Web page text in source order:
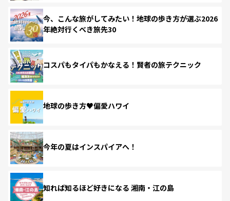
今、こんな旅がしてみたい！地球の歩き方が選ぶ2026
年絶対行くべき旅先30
コスパもタイパもかなえる！賢者の旅テクニック
地球の歩き方♥偏愛ハワイ
今年の夏はインスパイアへ！
知れば知るほど好きになる 湘南・江の島